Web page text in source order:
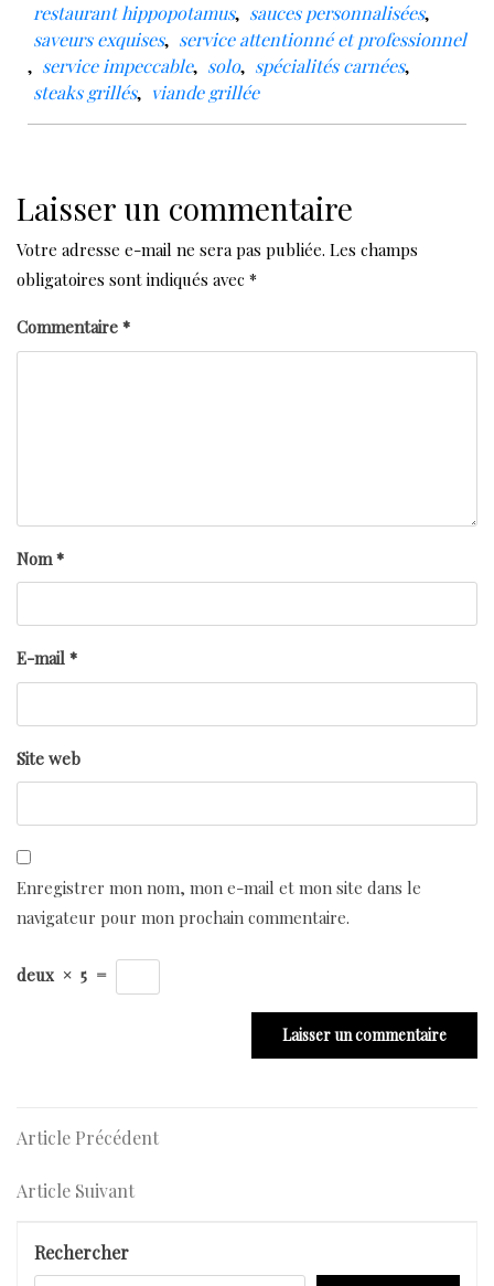
restaurant hippopotamus, sauces personnalisées,
saveurs exquises, service attentionné et professionnel
, service impeccable, solo, spécialités carnées,
steaks grillés, viande grillée
Laisser un commentaire
Votre adresse e-mail ne sera pas publiée. Les champs
obligatoires sont indiqués avec *
Commentaire *
Nom *
E-mail *
Site web
Enregistrer mon nom, mon e-mail et mon site dans le
navigateur pour mon prochain commentaire.
deux × 5 =
Navigation
de
Article
Article Précédent
Article
Article Suivant
Rechercher